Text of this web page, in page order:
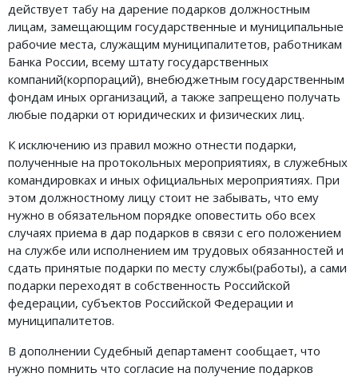
действует табу на дарение подарков должностным
лицам, замещающим государственные и муниципальные
рабочие места, служащим муниципалитетов, работникам
Банка России, всему штату государственных
компаний(корпораций), внебюджетным государственным
фондам иных организаций, а также запрещено получать
любые подарки от юридических и физических лиц.
К исключению из правил можно отнести подарки,
полученные на протокольных мероприятиях, в служебных
командировках и иных официальных мероприятиях. При
этом должностному лицу стоит не забывать, что ему
нужно в обязательном порядке оповестить обо всех
случаях приема в дар подарков в связи с его положением
на службе или исполнением им трудовых обязанностей и
сдать принятые подарки по месту службы(работы), а сами
подарки переходят в собственность Российской
федерации, субъектов Российской Федерации и
муниципалитетов.
В дополнении Судебный департамент сообщает, что
нужно помнить что согласие на получение подарков
Миграционное право
Налоговое право
Семейное право
Трудовое право
Финансовое право
Юридические новости
ДОКУМЕНТЫ
ВИДЕО
ФОРУМ
ЮРИДИЧЕСКИЙ ФОРУМ